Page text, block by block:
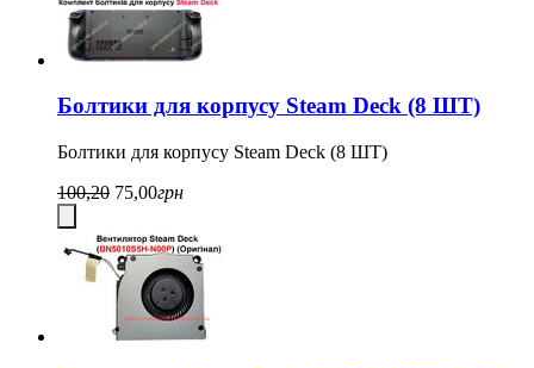
Болтики для корпусу Steam Deck (8 ШТ)
Болтики для корпусу Steam Deck (8 ШТ)
100,20 75,00грн